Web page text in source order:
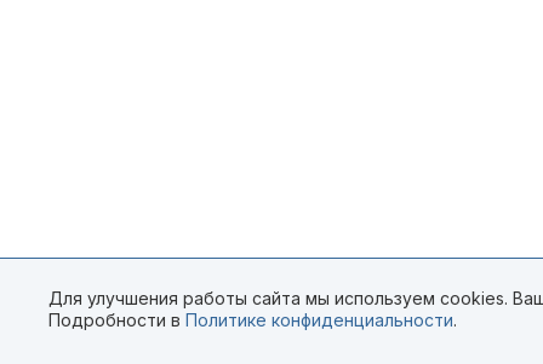
Для улучшения работы сайта мы используем cookies.
Подробности в Политике конфиденциальности.